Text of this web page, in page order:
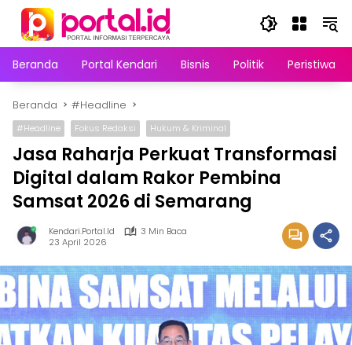
Langsung
konten
Beranda
Portal Kendari Bisnis Politik Peristiwa
Beranda #Headline
#Headline Fokus Redaksi Hukum & Kriminal
Jasa Raharja Perkuat Transformasi
Digital dalam Rakor Pembina
Samsat 2026 di Semarang
Kendari.portal.id
3 Min Baca
23 April 2026